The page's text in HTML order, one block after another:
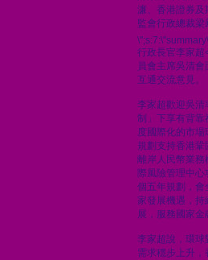
濂、香港證券及
監會行政總裁
行政長官李家超
員會主席吳清
互通交流意見。
李家超歡迎吳清
制」下享有背靠
度國際化的市
規劃支持香港
離岸人民幣業務
際風險管理中
個五年規劃，會
家發展機遇，持
展，服務國家
李家超說，環球
需求穩步上升